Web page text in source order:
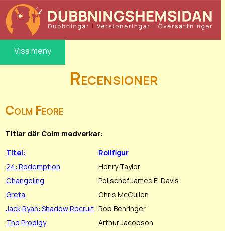
Visa meny
Recensioner
Colm Feore
Titlar där Colm medverkar:
Titel:
Rollfigur
24: Redemption
Henry Taylor
Changeling
Polischef James E. Davis
Greta
Chris McCullen
Jack Ryan: Shadow Recruit Rob Behringer
The Prodigy
Arthur Jacobson